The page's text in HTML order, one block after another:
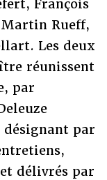
François
Rueff,
Les deux
réunissent
par
par
délivrés par